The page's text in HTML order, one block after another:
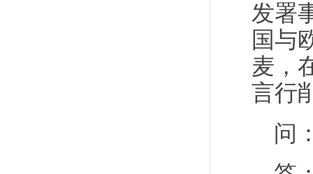
发署
国与
麦，
言行
问